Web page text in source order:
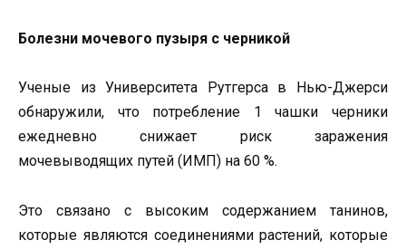
Болезни мочевого пузыря с черникой
Ученые из Университета Рутгерса в Нью-Джерси
обнаружили, что потребление 1 чашки черники
ежедневно снижает риск заражения
мочевыводящих путей (ИМП) на 60 %.
Это связано с высоким содержанием танинов,
которые являются соединениями растений, которые